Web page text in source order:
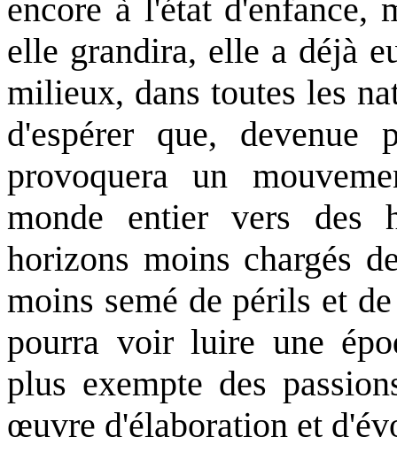
encore à l'état d'enfance,
elle grandira, elle a déjà
milieux, dans toutes les
d'espérer que,
provoquera un
monde entier vers des
horizons moins chargés
moins semé de périls et
pourra voir luire une
plus exempte des
œuvre d'élaboration et